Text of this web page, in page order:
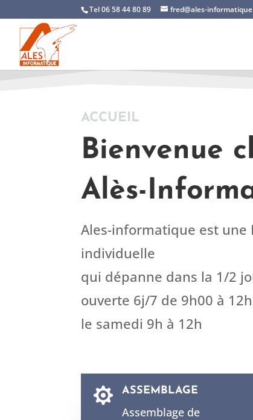
Tel 06 58 44 80 89 fred@ales-
ACCUEIL
Bienvenue
Alès-
Ales-informatique est une
individuelle
qui dépanne dans la 1/2
ouverte 6j/7 de 9h00 à
le samedi 9h à 12h
 ASSEMBLAGE
Assemblage de